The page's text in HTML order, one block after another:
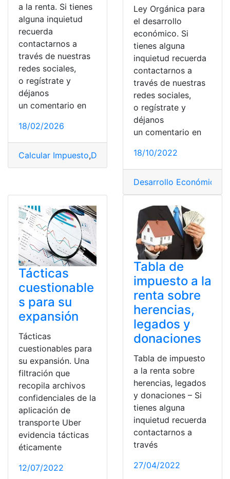
a la renta. Si tienes
alguna inquietud
recuerda
contactarnos a
través de nuestras
redes sociales,
o regístrate y
déjanos
un comentario en
18/02/2026
Calcular Impuesto,Desarrollo Económico
Ley Orgánica para
el desarrollo
económico. Si
tienes alguna
inquietud recuerda
contactarnos a
través de nuestras
redes sociales,
o regístrate y
déjanos
un comentario en
18/10/2022
Desarrollo Económico
Tácticas
cuestionable
s para su
expansión
Tácticas
cuestionables para
su expansión. Una
filtración que
recopila archivos
confidenciales de la
aplicación de
transporte Uber
evidencia tácticas
éticamente
12/07/2022
Tabla de
impuesto a la
renta sobre
herencias,
legados y
donaciones
Tabla de impuesto
a la renta sobre
herencias, legados
y donaciones – Si
tienes alguna
inquietud recuerda
contactarnos a
través
27/04/2022